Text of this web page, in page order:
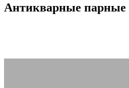
Антикварные парные